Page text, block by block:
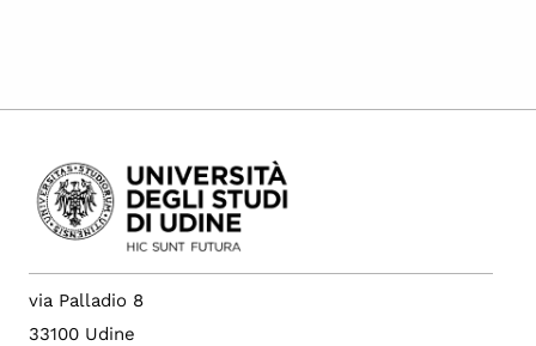
via Palladio 8
33100 Udine